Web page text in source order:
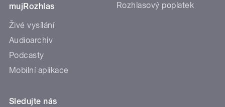
mujRozhlas
Živé vysílání
Audioarchiv
Podcasty
Mobilní aplikace
Rozhlasový poplatek
Sledujte nás